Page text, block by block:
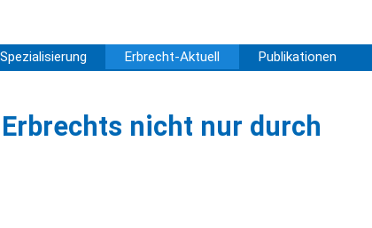
Spezialisierung Erbrecht-Aktuell Publikationen
nicht nur durch